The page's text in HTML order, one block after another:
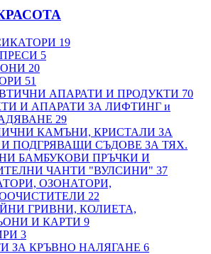
19
5
20
51
АПАРАТИ И ПРОДУКТИ 70
И АПАРАТИ ЗА ЛИФТИНГ и
29
КАМЪНИ, КРИСТАЛИ ЗА
ПОДГРЯВАЩИ СЪДОВЕ ЗА ТЯХ.
БАМБУКОВИ ПРЪЧКИ И
ЧАНТИ "ВУЛСИНИ" 37
ОЗОНАТОРИ,
22
ГРИВНИ, КОЛИЕТА,
И КАРТИ 9
3
ЗА КРЪВНО НАЛЯГАНЕ 6